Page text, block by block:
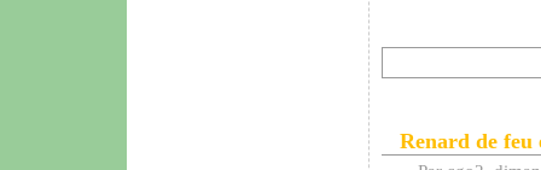
Renard de feu